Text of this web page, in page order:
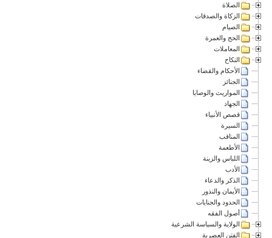
الصلاة
الزكاة والصدقات
الصيام
الحج والعمرة
المعاملات
النكاح
الأحكام والقضاء
الجنائز
المواريث والوصايا
الجهاد
قصص الأنبياء
السيرة
المناقب
الأطعمة
اللباس والزينة
الأدب
الذكر والدعاء
الأيمان والنذور
الحدود والجنايات
أصول الفقه
الولاية والسياسة الشرعية
الفتن العصرية